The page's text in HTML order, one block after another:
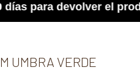
devolver el
UMBRA VERDE